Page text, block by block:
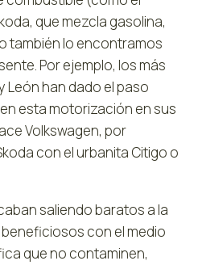
que mezcla gasolina,
también lo encontramos
Por ejemplo, los más
León han dado el paso
esta motorización en sus
Volkswagen, por
con el urbanita Citigo o
saliendo baratos a la
con el medio
que no contaminen,